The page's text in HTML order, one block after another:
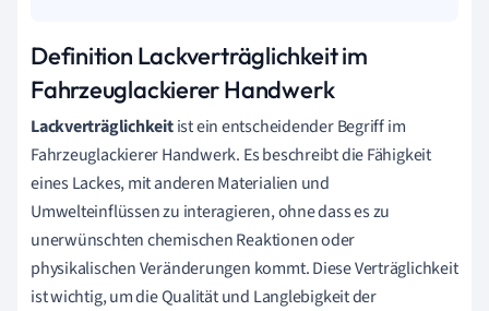
Definition Lackverträglichkeit im
Fahrzeuglackierer Handwerk
Lackverträglichkeitist ein entscheidender Begriff im
Fahrzeuglackierer Handwerk. Es beschreibt die Fähigkeit
eines Lackes, mit anderen Materialien und
Umwelteinflüssen zu interagieren, ohne dass es zu
unerwünschten chemischen Reaktionen oder
physikalischen Veränderungen kommt. Diese Verträglichkeit
ist wichtig, um die Qualität und Langlebigkeit der